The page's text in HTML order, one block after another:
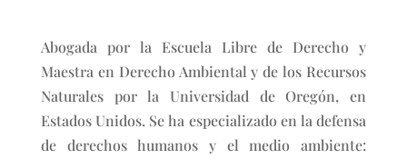
Abogada por la Escuela Libre de Derecho y
Maestra en Derecho Ambiental y de los Recursos
Naturales por la Universidad de Oregón, en
Estados Unidos. Se ha especializado en la defensa
de derechos humanos y el medio ambiente: